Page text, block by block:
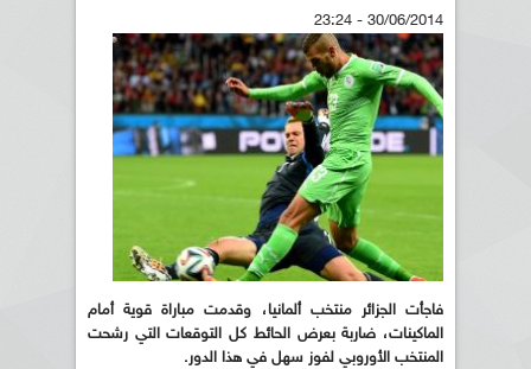
30/06/2014 - 23:24
فاجأت الجزائر منتخب ألمانيا، وقدمت مباراة قوية أمام
الماكينات، ضاربة بعرض الحائط كل التوقعات التي رشحت
المنتخب الأوروبي لفوز سهل في هذا الدور.